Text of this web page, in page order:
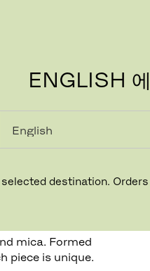
ENGLISH
destination.
mica. Formed
piece is unique.